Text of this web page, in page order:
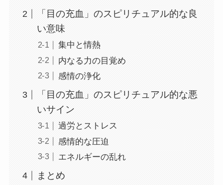
「目の充血」のスピリチュアル的な良
い意味
集中と情熱
内なる力の目覚め
感情の浄化
「目の充血」のスピリチュアル的な悪
いサイン
過労とストレス
感情的な圧迫
エネルギーの乱れ
まとめ